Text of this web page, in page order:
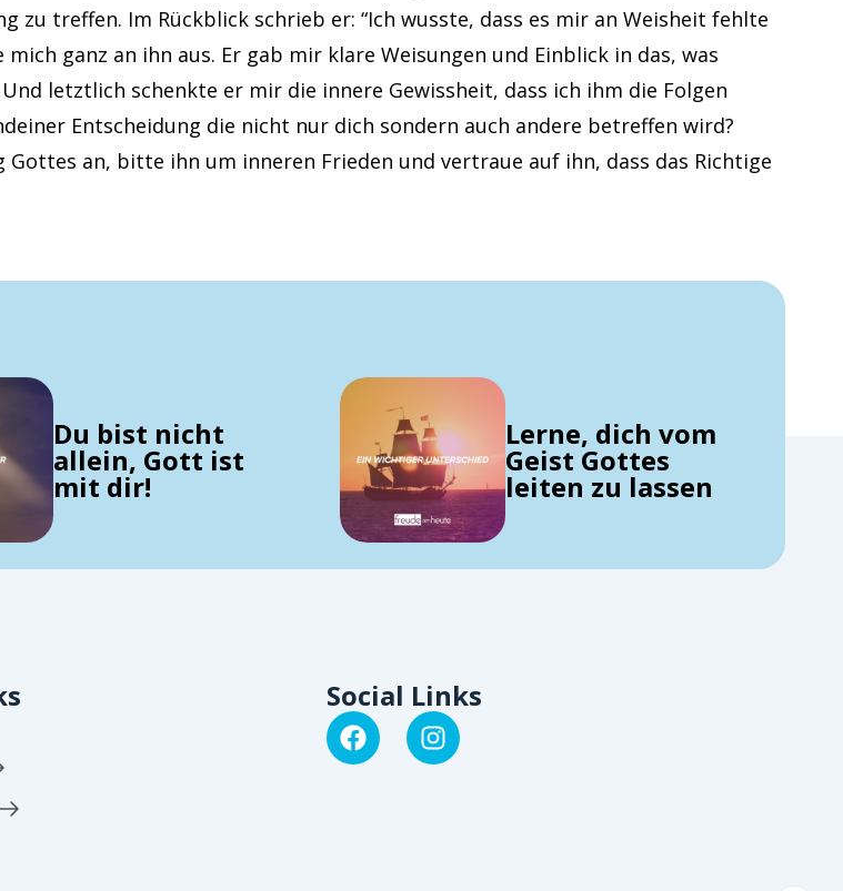
zu treffen. Im Rückblick schrieb er: “Ich wusste, dass es mir an Weisheit fehlte
ganz an ihn aus. Er gab mir klare Weisungen und Einblick in das, was
letztlich schenkte er mir die innere Gewissheit, dass ich ihm die Folgen
Entscheidung die nicht nur dich sondern auch andere betreffen wird?
an, bitte ihn um inneren Frieden und vertraue auf ihn, dass das Richtige
Du bist nicht
allein, Gott ist
mit dir!
Lerne, dich vom
Geist Gottes
leiten zu lassen
Social Links